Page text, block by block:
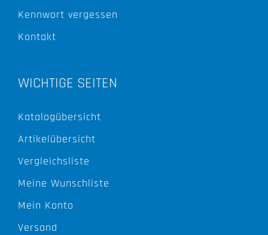
Kennwort vergessen
Kontakt
WICHTIGE SEITEN
Katalogübersicht
Artikelübersicht
Vergleichsliste
Meine Wunschliste
Mein Konto
Versand